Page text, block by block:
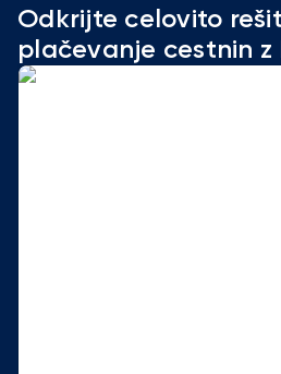
Odkrijte celovito
plačevanje cestnin z